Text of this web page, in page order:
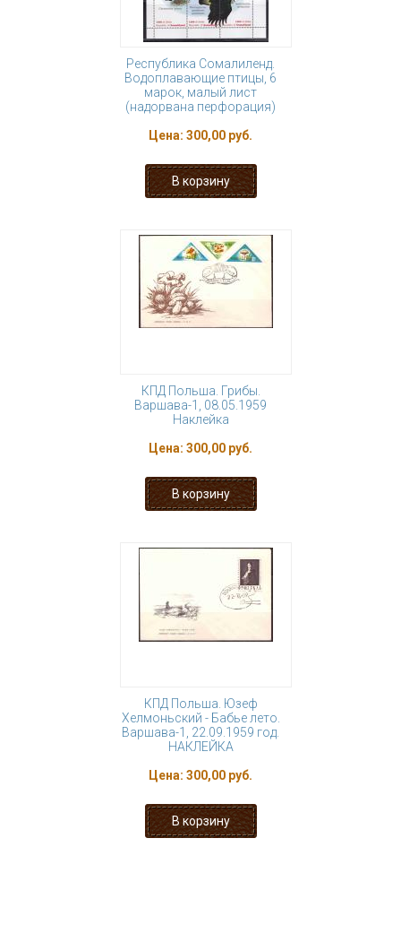
Республика Сомалиленд.
Водоплавающие птицы, 6
марок, малый лист
(надорвана перфорация)
Цена: 300,00 руб.
КПД Польша. Грибы.
Варшава-1, 08.05.1959
Наклейка
Цена: 300,00 руб.
КПД Польша. Юзеф
Хелмоньский - Бабье лето.
Варшава-1, 22.09.1959 год.
НАКЛЕЙКА
Цена: 300,00 руб.